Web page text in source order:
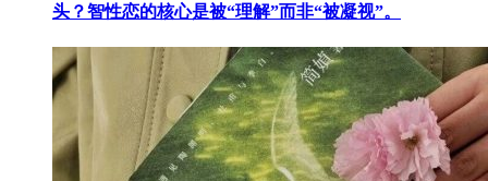
头？智性恋的核心是被“理解”而非“被凝视”。